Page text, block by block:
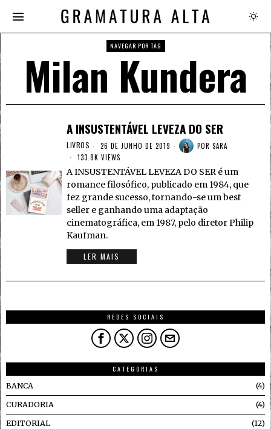
NAVEGAR POR TAG
Milan Kundera
A INSUSTENTÁVEL LEVEZA DO SER
LIVROS 26 DE JUNHO DE 2019 POR SARA
133.8K VIEWS
A INSUSTENTÁVEL LEVEZA DO SER é um
romance filosófico, publicado em 1984, que
fez grande sucesso, tornando-se um best
seller e ganhando uma adaptação
cinematográfica, em 1987, pelo diretor Philip
Kaufman.
LER MAIS
REDES SOCIAIS
CATEGORIAS
BANCA
4
CURADORIA 4
EDITORIAL 12